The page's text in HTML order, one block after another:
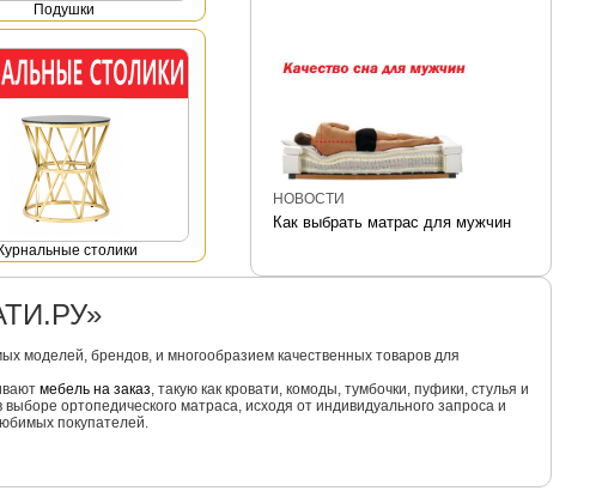
НОВОСТИ
Как выбрать матрас для мужчин
Подушки
столики
моделей, брендов, и многообразием качественных товаров для
мебель на заказ, такую как кровати, комоды, тумбочки, пуфики, стулья и
ортопедического матраса, исходя от индивидуального запроса и
покупателей.